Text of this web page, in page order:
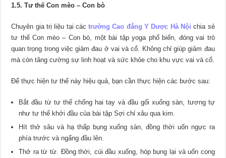
1.5. Tư thế Con mèo – Con bò
Chuyên gia trị liệu tại cáctrường Cao đẳng Y Dược Hà Nội chia sẻ
tư thế Con mèo – Con bò, một bài tập yoga phổ biến, đóng vai trò
quan trọng trong việc giảm đau ở vai và cổ. Không chỉ giúp giảm đau
mà còn tăng cường sự linh hoạt và sức khỏe cho khu vực vai và cổ.
Để thực hiện tư thế này hiệu quả, bạn cần thực hiện các bước sau:
Bắt đầu từ tư thế chống hai tay và đầu gối xuống sàn, tương tự
như tư thế khởi đầu của bài tập Sợi chỉ xâu qua kim.
Hít thở sâu và hạ thấp bụng xuống sàn, đồng thời uốn ngực ra
phía trước và ngẩng đầu lên.
Thở ra từ từ. Đồng thời, cúi đầu xuống, hóp bụng lại và uốn cong